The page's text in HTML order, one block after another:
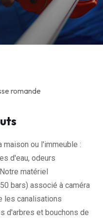
ou l'immeuble :
d'eau, odeurs
matériel
bars) associé à caméra
les canalisations
d'arbres et bouchons de